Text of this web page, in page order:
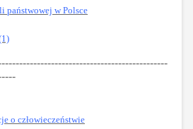
państwowej w Polsce
o człowieczeństwie